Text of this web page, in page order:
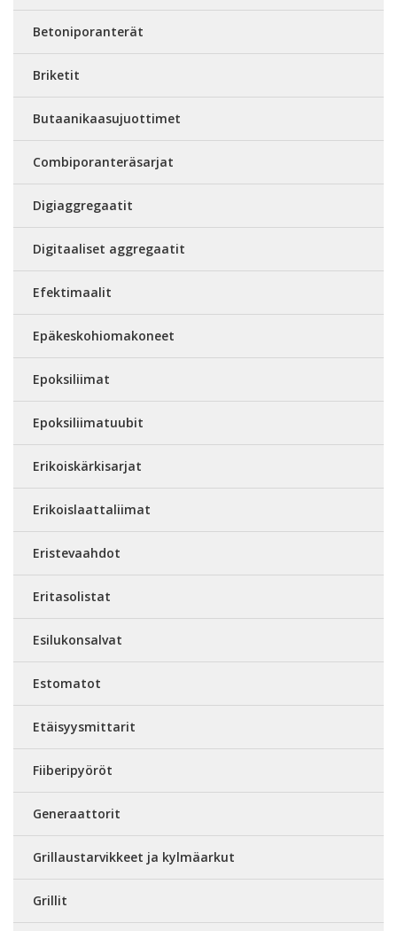
Betoniporanterät
Briketit
Butaanikaasujuottimet
Combiporanteräsarjat
Digiaggregaatit
Digitaaliset aggregaatit
Efektimaalit
Epäkeskohiomakoneet
Epoksiliimat
Epoksiliimatuubit
Erikoiskärkisarjat
Erikoislaattaliimat
Eristevaahdot
Eritasolistat
Esilukonsalvat
Estomatot
Etäisyysmittarit
Fiiberipyöröt
Generaattorit
Grillaustarvikkeet ja kylmäarkut
Grillit